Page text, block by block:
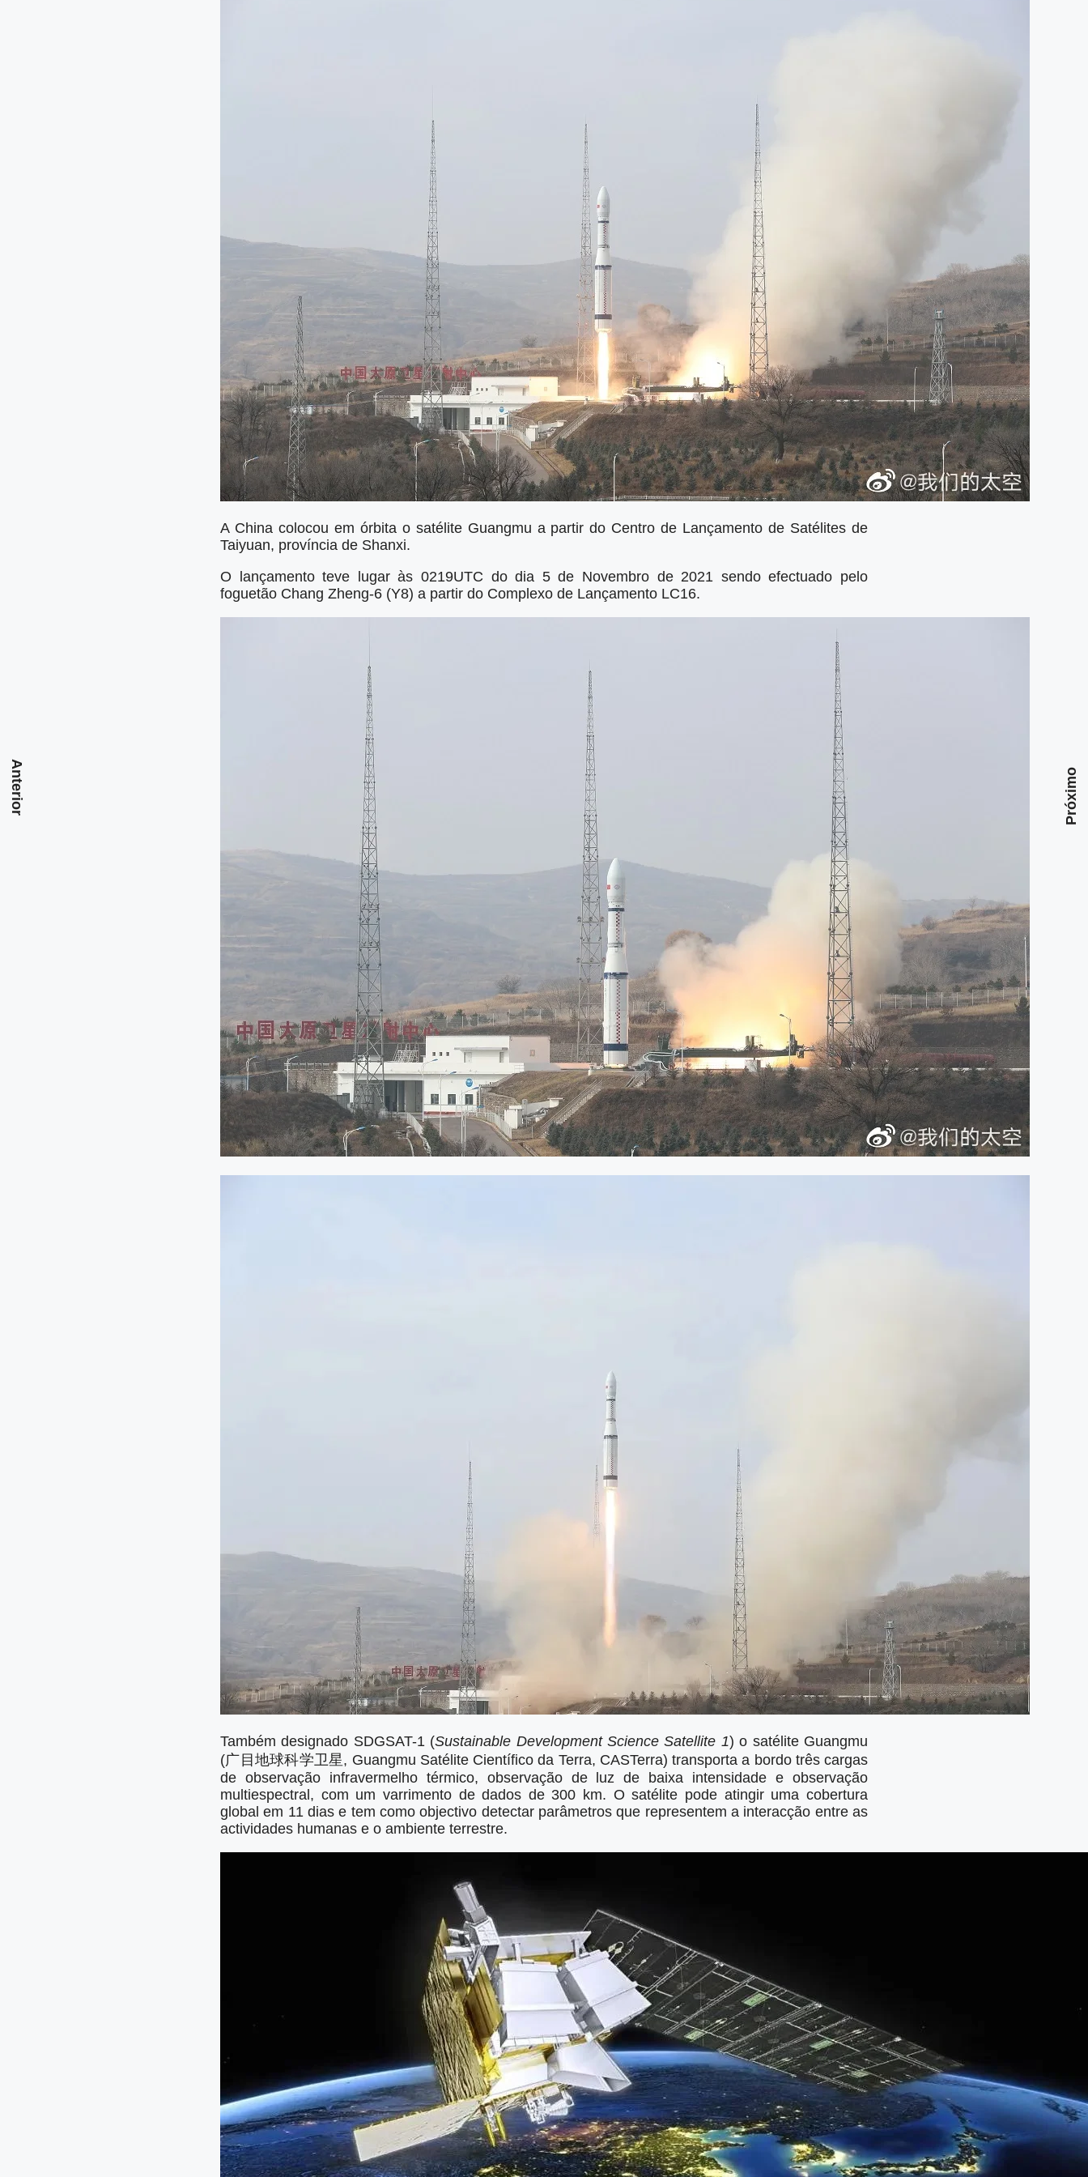
A China colocou em órbita o satélite Guangmu a partir do Centro de Lançamento de Satélites de
Taiyuan, província de Shanxi.
O lançamento teve lugar às 0219UTC do dia 5 de Novembro de 2021 sendo efectuado pelo
foguetão Chang Zheng-6 (Y8) a partir do Complexo de Lançamento LC16.
Também designado SDGSAT-1 (Sustainable Development Science Satellite 1) o satélite Guangmu
(广目地球科学卫星, Guangmu Satélite Científico da Terra, CASTerra) transporta a bordo três cargas
de observação infravermelho térmico, observação de luz de baixa intensidade e observação
multiespectral, com um varrimento de dados de 300 km. O satélite pode atingir uma cobertura
global em 11 dias e tem como objectivo detectar parâmetros que representem a interacção entre as
actividades humanas e o ambiente terrestre.
Anterior Próximo